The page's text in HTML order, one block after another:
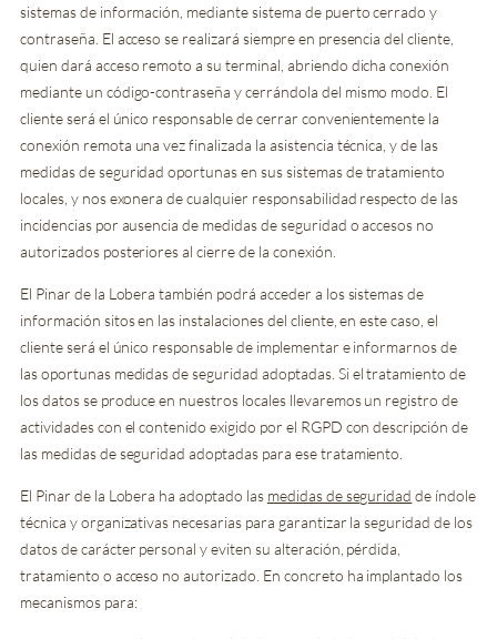
sistemas de información, mediante sistema de puerto cerrado y
contraseña. El acceso se realizará siempre en presencia del cliente,
quien dará acceso remoto a su terminal, abriendo dicha conexión
mediante un código-contraseña y cerrándola del mismo modo. El
cliente será el único responsable de cerrar convenientemente la
conexión remota una vez finalizada la asistencia técnica, y de las
medidas de seguridad oportunas en sus sistemas de tratamiento
locales, y nos exonera de cualquier responsabilidad respecto de las
incidencias por ausencia de medidas de seguridad o accesos no
autorizados posteriores al cierre de la conexión.
El Pinar de la Lobera también podrá acceder a los sistemas de
información sitos en las instalaciones del cliente, en este caso, el
cliente será el único responsable de implementar e informarnos de
las oportunas medidas de seguridad adoptadas. Si el tratamiento de
los datos se produce en nuestros locales llevaremos un registro de
actividades con el contenido exigido por el RGPD con descripción de
las medidas de seguridad adoptadas para ese tratamiento.
El Pinar de la Lobera ha adoptado las medidas de seguridad de índole
técnica y organizativas necesarias para garantizar la seguridad de los
datos de carácter personal y eviten su alteración, pérdida,
tratamiento o acceso no autorizado. En concreto ha implantado los
mecanismos para: